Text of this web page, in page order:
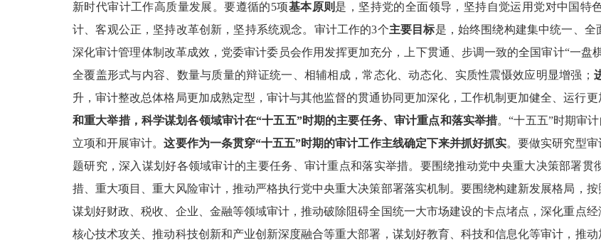
新时代审计工作高质量发展。要遵循的5项基本原则 是，坚持党的全面领导，坚持自觉运用党对中国特
计、客观公正，坚持改革创新，坚持系统观念。审计工作的3个主要目标是，始终围绕构建集中统一、
深化审计管理体制改革成效，党委审计委员会作用发挥更加充分，上下贯通、步调一致的全国审计“一盘
全覆盖形式与内容、数量与质量的辩证统一、相辅相成，常态化、动态化、实质性震慑效应明显增强；
升，审计整改总体格局更加成熟定型，审计与其他监督的贯通协同更加深化，工作机制更加健全、运行更
和重大举措，科学谋划各领域审计在“十五五”时期的主要任务、审计重点和落实举措。“十五五”时期审
立项和开展审计。这要作为一条贯穿“十五五”时期的审计工作主线确定下来并抓好抓实。要做实研究型
题研究，深入谋划好各领域审计的主要任务、审计重点和落实举措。要围绕推动党中央重大决策部署
措、重大项目、重大风险审计，推动严格执行党中央重大决策部署落实机制。要围绕构建新发展格局，
谋划好财政、税收、企业、金融等领域审计，推动破除阻碍全国统一大市场建设的卡点堵点，深化重点
核心技术攻关、推动科技创新和产业创新深度融合等重大部署，谋划好教育、科技和信息化等审计，推